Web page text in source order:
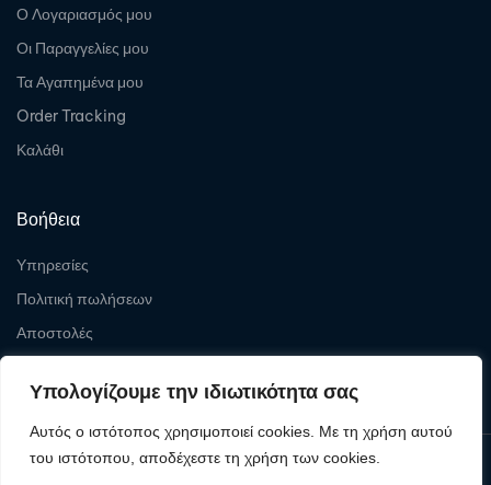
Υπολογίζουμε την ιδιωτικότητα σας
Αυτός ο ιστότοπος χρησιμοποιεί cookies. Με τη χρήση αυτού
του ιστότοπου, αποδέχεστε τη χρήση των cookies.
Ο Λογαριασμός μου
Οι Παραγγελίες μου
Τα Αγαπημένα μου
Order Tracking
Καλάθι
Βοήθεια
Υπηρεσίες
Πολιτική πωλήσεων
Αποστολές
Copyright © 2026Levelcom| Powered by Levelcom